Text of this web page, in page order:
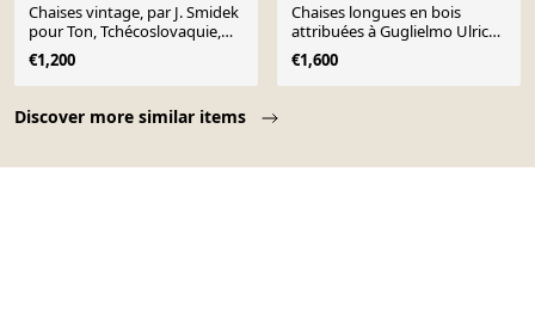
Discover more similar items
Chaises vintage, par J. Smidek
pour Ton, Tchécoslovaquie,
années 1960, ensemble de 2
€1,200
Chaises longues en bois
attribuées à Guglielmo Ulrich,
ensemble de 2, années 1950.
€1,600